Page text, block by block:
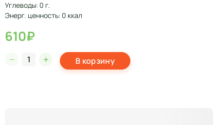
Углеводы: 0 г.
Энерг. ценность: 0 ккал
610₽
В корзину